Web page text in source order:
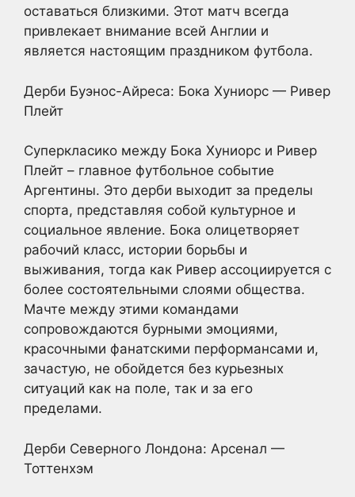
оставаться близкими. Этот матч всегда
привлекает внимание всей Англии и
является настоящим праздником футбола.
Дерби Буэнос-Айреса: Бока Хуниорс — Ривер
Плейт
Суперкласико между Бока Хуниорс и Ривер
Плейт – главное футбольное событие
Аргентины. Это дерби выходит за пределы
спорта, представляя собой культурное и
социальное явление. Бока олицетворяет
рабочий класс, истории борьбы и
выживания, тогда как Ривер ассоциируется с
более состоятельными слоями общества.
Мачте между этими командами
сопровождаются бурными эмоциями,
красочными фанатскими перформансами и,
зачастую, не обойдется без курьезных
ситуаций как на поле, так и за его
пределами.
Дерби Северного Лондона: Арсенал —
Тоттенхэм